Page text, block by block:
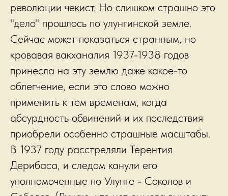
революции чекист. Но слишком страшно это
"дело" прошлось по улунгинской земле.
Сейчас может показаться странным, но
кровавая вакханалия 1937-1938 годов
принесла на эту землю даже какое-то
облегчение, если это слово можно
применить к тем временам, когда
абсурдность обвинений и их последствия
приобрели особенно страшные масштабы.
В 1937 году расстреляли Терентия
Дерибаса, и следом канули его
уполномоченные по Улунге - Соколов и